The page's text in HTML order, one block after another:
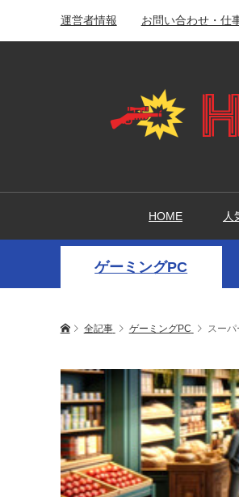
運営者情報 お問い合わせ・仕
HOME 人
ゲーミングPC
全記事 ゲーミングPC スー